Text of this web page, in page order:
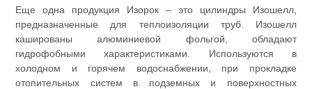
Еще одна продукция Изорок – это цилиндры Изошелл,
предназначенные для теплоизоляции труб. Изошелл
кашированы алюминиевой фольгой, обладают
гидрофобными характеристиками. Используются в
холодном и горячем водоснабжении, при прокладке
отопительных систем в подземных и поверхностных